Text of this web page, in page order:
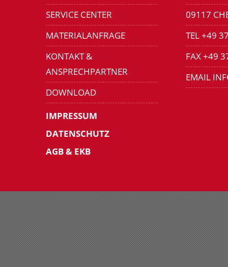
SERVICE CENTER
MATERIALANFRAGE
KONTAKT &
ANSPRECHPARTNER
DOWNLOAD
IMPRESSUM
DATENSCHUTZ
AGB & EKB
09117
TEL +49
FAX +49
EMAIL